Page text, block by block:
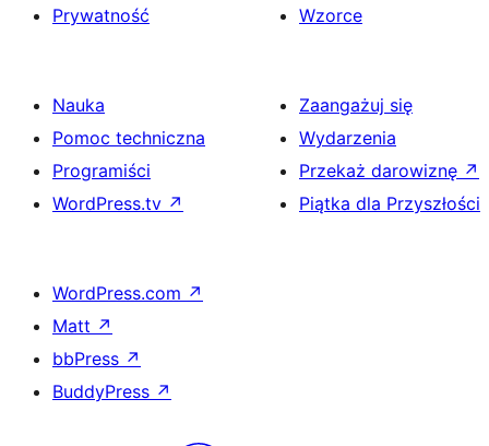
Prywatność
Wzorce
Nauka
Pomoc techniczna
Programiści
WordPress.tv ↗
Zaangażuj się
Wydarzenia
Przekaż darowiznę ↗
Piątka dla Przyszłości
WordPress.com ↗
Matt ↗
bbPress ↗
BuddyPress ↗